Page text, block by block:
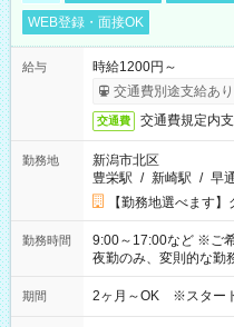
WEB登録・面接OK
給与
時給1200円～
交通費別途支給あり
交通費 交通費規定内
勤務地
新潟市北区
豊栄駅 / 新崎駅 / 早
【勤務地選べます
勤務時間
9:00～17:00など ※ご希望の時間帯をご相談ください。 ※日勤、
夜勤のみ、変則的な勤
期間 2ヶ月～OK ※スタート